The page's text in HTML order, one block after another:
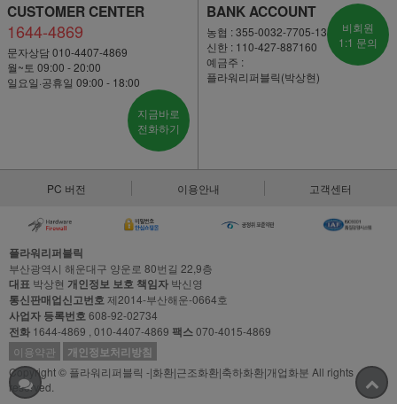
CUSTOMER CENTER
1644-4869
문자상담 010-4407-4869
월~토 09:00 - 20:00
일요일·공휴일 09:00 - 18:00
지금바로
전화하기
BANK ACCOUNT
농협 : 355-0032-7705-13
신한 : 110-427-887160
예금주 :
플라워리퍼블릭(박상현)
비회원
1:1 문의
PC 버전 이용안내 고객센터
플라워리퍼블릭
부산광역시 해운대구 양운로 80번길 22,9층
대표 박상현 개인정보 보호 책임자 박신영
통신판매업신고번호제2014-부산해운-0664호
사업자 등록번호608-92-02734
전화 1644-4869 , 010-4407-4869 팩스070-4015-4869
이용약관
개인정보처리방침
Copyright © 플라워리퍼블릭 -|화환|근조화환|축하화환|개업화분 All rights
reserved.